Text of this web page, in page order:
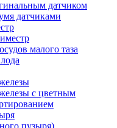
датчиком
датчиками
малого таза
с цветным
пузыря)